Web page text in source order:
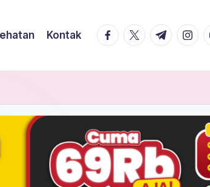
Kontak facebook.com
twitter.com
t.me